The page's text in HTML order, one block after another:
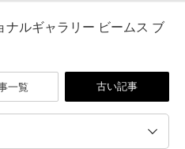
ナルギャラリー ビームス ブ
一覧 古い記事